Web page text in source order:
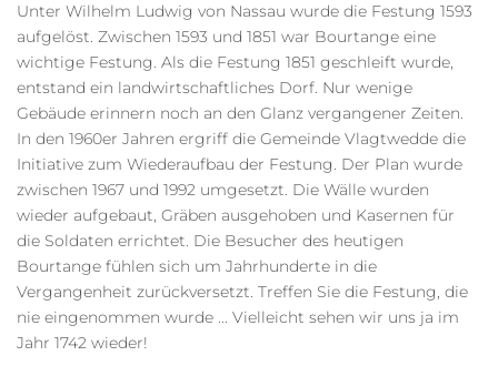
Unter Wilhelm Ludwig von Nassau wurde die Festung 1593
aufgelöst. Zwischen 1593 und 1851 war Bourtange eine
wichtige Festung. Als die Festung 1851 geschleift wurde,
entstand ein landwirtschaftliches Dorf. Nur wenige
Gebäude erinnern noch an den Glanz vergangener Zeiten.
In den 1960er Jahren ergriff die Gemeinde Vlagtwedde die
Initiative zum Wiederaufbau der Festung. Der Plan wurde
zwischen 1967 und 1992 umgesetzt. Die Wälle wurden
wieder aufgebaut, Gräben ausgehoben und Kasernen für
die Soldaten errichtet. Die Besucher des heutigen
Bourtange fühlen sich um Jahrhunderte in die
Vergangenheit zurückversetzt. Treffen Sie die Festung, die
nie eingenommen wurde ... Vielleicht sehen wir uns ja im
Jahr 1742 wieder!